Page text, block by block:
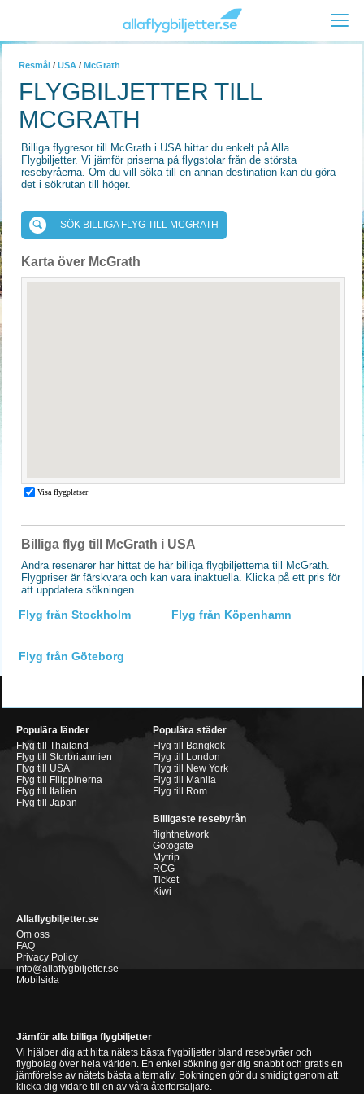
Resmål / USA / McGrath
FLYGBILJETTER TILL
MCGRATH
Billiga flygresor till McGrath i USA hittar du enkelt på Alla
Flygbiljetter. Vi jämför priserna på flygstolar från de största
resebyråerna. Om du vill söka till en annan destination kan du göra
det i sökrutan till höger.
SÖK BILLIGA FLYG TILL MCGRATH
Karta över McGrath
Billiga flyg till McGrath i USA
Andra resenärer har hittat de här billiga flygbiljetterna till McGrath.
Flygpriser är färskvara och kan vara inaktuella. Klicka på ett pris för
att uppdatera sökningen.
Flyg från Stockholm Flyg från Köpenhamn
Flyg från Göteborg
Populära länder
Flyg till Thailand
Flyg till Storbritannien
Flyg till USA
Flyg till Filippinerna
Flyg till Italien
Flyg till Japan
Populära städer
Flyg till Bangkok
Flyg till London
Flyg till New York
Flyg till Manila
Flyg till Rom
Billigaste resebyrån
flightnetwork
Gotogate
Mytrip
RCG
Ticket
Kiwi
Allaflygbiljetter.se
Om oss
FAQ
Privacy Policy
info@allaflygbiljetter.se
Mobilsida
Jämför alla billiga flygbiljetter
Vi hjälper dig att hitta nätets bästa flygbiljetter bland resebyråer och
flygbolag över hela världen. En enkel sökning ger dig snabbt och gratis en
jämförelse av nätets bästa alternativ. Bokningen gör du smidigt genom att
klicka dig vidare till en av våra återförsäljare.